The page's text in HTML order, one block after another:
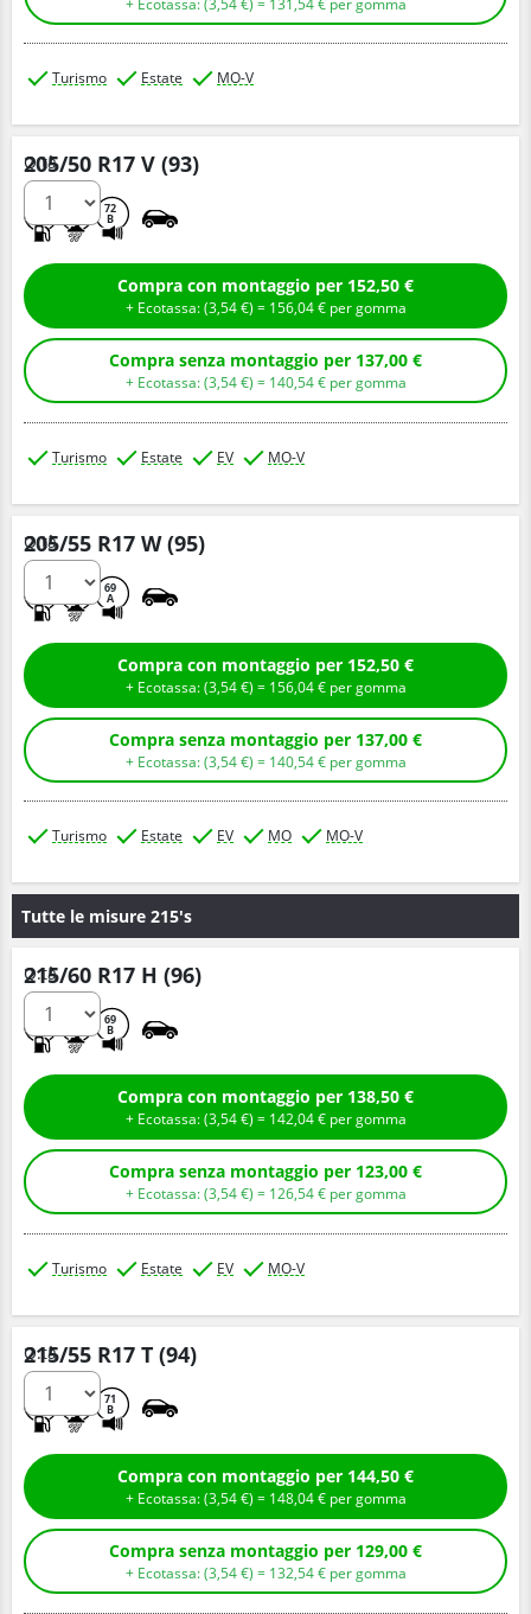
Turismo Estate MO-V
205/50 R17 V (93)
72
B
Q.tà
Compra con montaggio per 152,50 €
+ Ecotassa: (3,54€ ) = 156,04€ per gomma
Compra senza montaggio per 137,00 €
+ Ecotassa: (3,54€ ) = 140,54€ per gomma
Turismo Estate EV MO-V
205/55 R17 W (95)
69
A
Q.tà
Compra con montaggio per 152,50 €
+ Ecotassa: (3,54€ ) = 156,04€ per gomma
Compra senza montaggio per 137,00 €
+ Ecotassa: (3,54€ ) = 140,54€ per gomma
Turismo Estate EV MO MO-V
Tutte le misure 215's
215/60 R17 H (96)
69
B
Q.tà
Compra con montaggio per 138,50 €
+ Ecotassa: (3,54€ ) = 142,04€ per gomma
Compra senza montaggio per 123,00 €
+ Ecotassa: (3,54€ ) = 126,54€ per gomma
Turismo Estate EV MO-V
215/55 R17 T (94)
71
B
Q.tà
Compra con montaggio per 144,50 €
+ Ecotassa: (3,54€ ) = 148,04€ per gomma
Compra senza montaggio per 129,00 €
+ Ecotassa: (3,54€ ) = 132,54€ per gomma